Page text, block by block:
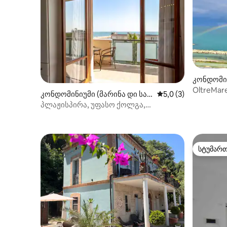
კონდომინიუმი (მარინა დი სან
ვიტო)
საშუალო
5,0 (3)
პლაჟისპირა, უფასო ქოლგა,
ან ვიტო)